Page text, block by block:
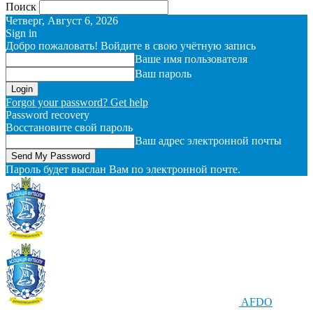
Поиск
Четверг, Август 6, 2026
Sign in
Добро пожаловать! Войдите в свою учётную запись
Ваше имя пользователя
Ваш пароль
Forgot your password? Get help
Password recovery
Восстановите свой пароль
Ваш адрес электронной почты
Пароль будет выслан Вам по электронной почте.
AFDO